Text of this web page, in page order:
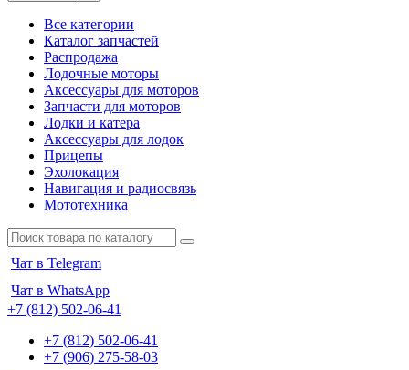
Все категории
Каталог запчастей
Распродажа
Лодочные моторы
Аксессуары для моторов
Запчасти для моторов
Лодки и катера
Аксессуары для лодок
Прицепы
Эхолокация
Навигация и радиосвязь
Мототехника
Чат в Telegram
Чат в WhatsApp
+7 (812) 502-06-41
+7 (812) 502-06-41
+7 (906) 275-58-03